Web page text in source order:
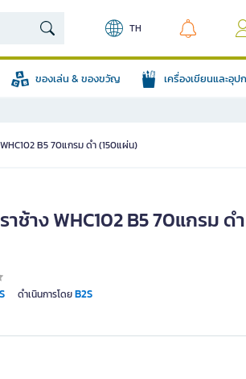
TH
ของเล่น & ของขวัญ เครื่องเขียนและอุ
B5 70แกรม ดำ (150แผ่น)
ช้าง WHC102 B5 70แกรม ดำ
ดำเนินการโดยB2S